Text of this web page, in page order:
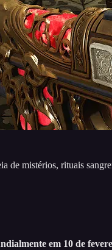
mistérios, rituais
em 10 de